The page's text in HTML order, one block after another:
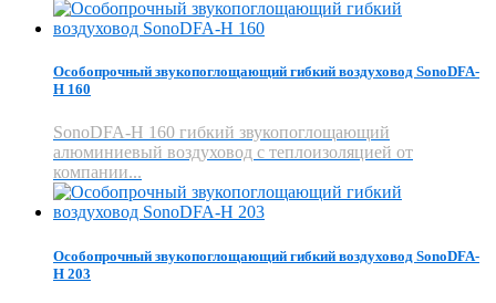
Особопрочный звукопоглощающий гибкий воздуховод SonoDFA-
H 160
SonoDFA-H 160 гибкий звукопоглощающий
алюминиевый воздуховод с теплоизоляцией от
компании...
Особопрочный звукопоглощающий гибкий воздуховод SonoDFA-
H 203